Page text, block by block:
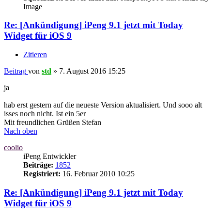
Image
Re: [Ankündigung] iPeng 9.1 jetzt mit Today
Widget für iOS 9
Zitieren
Beitrag von std » 7. August 2016 15:25
ja
hab erst gestern auf die neueste Version aktualisiert. Und sooo alt
isses noch nicht. Ist ein 5er
Mit freundlichen Grüßen Stefan
Nach oben
coolio
iPeng Entwickler
Beiträge: 1852
Registriert: 16. Februar 2010 10:25
Re: [Ankündigung] iPeng 9.1 jetzt mit Today
Widget für iOS 9